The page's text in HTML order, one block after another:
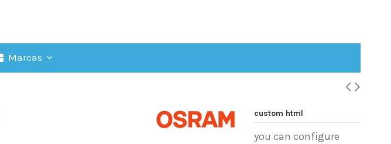
Marcas
custom html
you can configure